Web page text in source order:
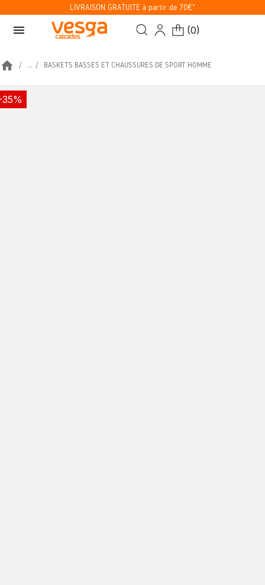
LIVRAISON GRATUITE à partir de 70€*
menu (0)
home ... BASKETS BASSES ET CHAUSSURES DE SPORT HOMME